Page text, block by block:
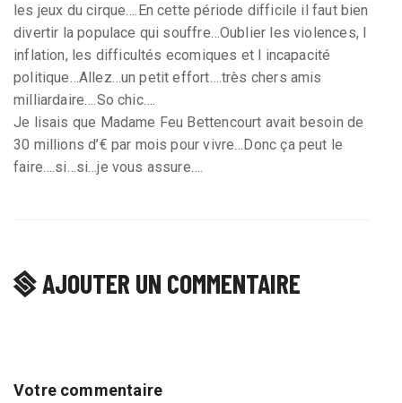
les jeux du cirque….En cette période difficile il faut bien
divertir la populace qui souffre…Oublier les violences, l
inflation, les difficultés ecomiques et l incapacité
politique…Allez…un petit effort….très chers amis
milliardaire….So chic….
Je lisais que Madame Feu Bettencourt avait besoin de
30 millions d’€ par mois pour vivre…Donc ça peut le
faire….si…si…je vous assure….
AJOUTER UN COMMENTAIRE
Votre commentaire